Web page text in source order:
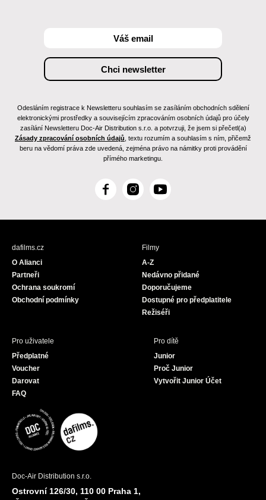
Odesláním registrace k Newsletteru souhlasím se zasíláním obchodních sdělení
elektronickými prostředky a souvisejícím zpracováním osobních údajů pro účely
zasílání Newsletteru Doc-Air Distribution s.r.o. a potvrzuji, že jsem si přečetl(a)
Zásady zpracování osobních údajů , textu rozumím a souhlasím s ním, přičemž
beru na vědomí práva zde uvedená, zejména právo na námitky proti provádění
přímého marketingu.
F
c
I
s
Y
u
dafilms.cz
O Alianci
Partneři
Ochrana soukromí
Obchodní podmínky
Filmy
A-Z
Nedávno přidané
Doporučujeme
Dostupné pro předplatitele
Režiséři
Pro uživatele
Předplatné
Voucher
Darovat
FAQ
Pro dítě
Junior
Proč Junior
Vytvořit Junior Účet
Doc-Air Distribution s.r.o.
Ostrovní 126/30, 110 00 Praha 1,